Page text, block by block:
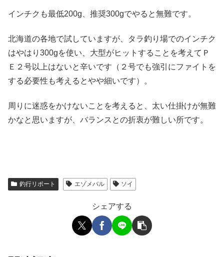
インチクも最低200g、推奨300gでやると無難です。
北海道の各地で試していますが、タラ釣り場でのインチク
はやはり300gを使い、大型がヒットすることを考えてＰ
Ｅ２号以上はないと辛いです（２号でも強引にファイトを
する必要性も考えるとやや細いです）。
周りに迷惑をかけないことを考えると、太い仕掛けが無難
かなと思いますが、バランスとの折衷が難しい所です。
釣行リポート エゾメバル ソイ
シェアする